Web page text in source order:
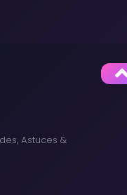
Astuces &